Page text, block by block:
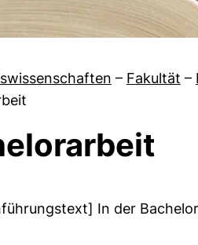
– Fakultät –
In der